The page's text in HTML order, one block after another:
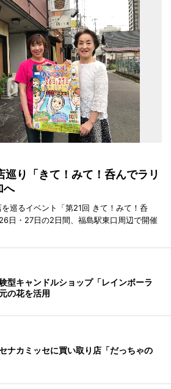
巡り「きて！みて！呑んでラリ
へ
巡るイベント「第21回 きて！みて！呑
日・27日の2日間、福島駅東口周辺で開催
型キャンドルショップ「レインボーラ
の花を活用
ナカミッセに買い取り店「だっちゃの